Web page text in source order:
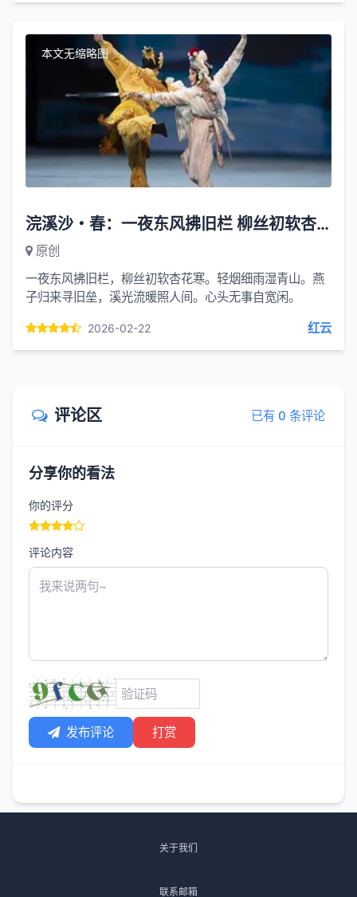
本文无缩略图
浣溪沙・春：一夜东风拂旧栏 柳丝初软杏花寒
原创
一夜东风拂旧栏，柳丝初软杏花寒。轻烟细雨湿青山。燕
子归来寻旧垒，溪光流暖照人间。心头无事自宽闲。
2026-02-22 红云
评论区 已有 0 条评论
分享你的看法
你的评分
评论内容
发布评论 打赏
关于我们
联系邮箱